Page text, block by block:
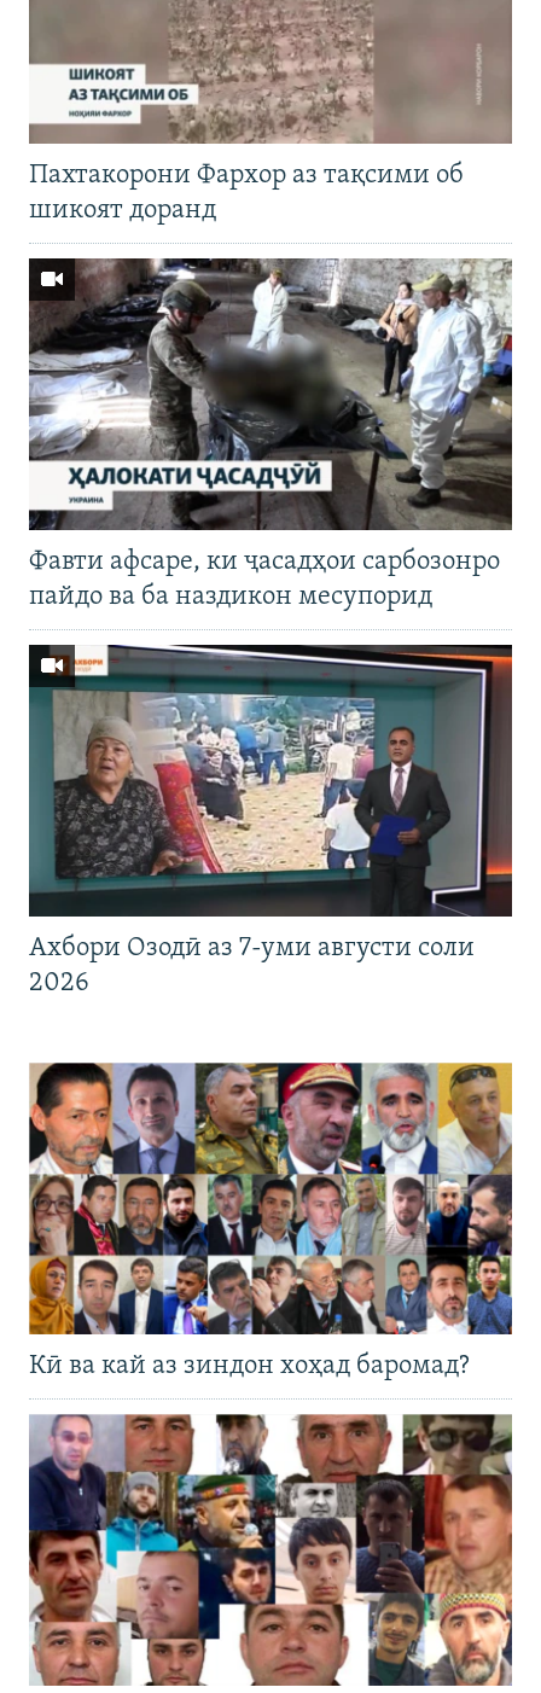
Пахтакорони Фархор аз тақсими об
шикоят доранд
Фавти афсаре, ки ҷасадҳои сарбозонро
пайдо ва ба наздикон месупорид
Ахбори Озодӣ аз 7-уми августи соли
2026
Кӣ ва кай аз зиндон хоҳад баромад?